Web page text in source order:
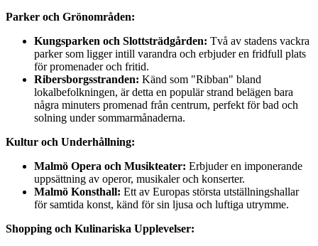
Parker och Grönområden:
Kungsparken och Slottsträdgården: Två av stadens vackra
parker som ligger intill varandra och erbjuder en fridfull plats
för promenader och fritid.
Ribersborgsstranden: Känd som "Ribban" bland
lokalbefolkningen, är detta en populär strand belägen bara
några minuters promenad från centrum, perfekt för bad och
solning under sommarmånaderna.
Kultur och Underhållning:
Malmö Opera och Musikteater: Erbjuder en imponerande
uppsättning av operor, musikaler och konserter.
Malmö Konsthall: Ett av Europas största utställningshallar
för samtida konst, känd för sin ljusa och luftiga utrymme.
Shopping och Kulinariska Upplevelser: